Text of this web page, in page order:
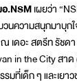
.NSMเผยว่า
นความสนุกมาบุกใ
ดอะ สตรีท รัชดา
in the City สา
มที่เด็ก ๆ และเยา